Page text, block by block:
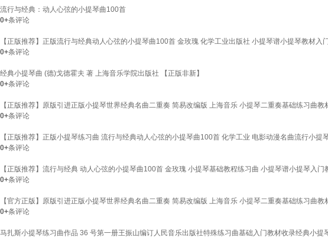
流行与经典：动人心弦的小提琴曲100首
0+条评论
【正版推荐】正版流行与经典动人心弦的小提琴曲100首 金玫瑰 化学工业出版社 小提琴谱小提琴教材入
0+条评论
经典小提琴曲 (德)戈德霍夫 著 上海音乐学院出版社 【正版非新】
0+条评论
【正版推荐】原版引进正版小提琴世界经典名曲二重奏 简易改编版 上海音乐 小提琴二重奏基础练习曲教
0+条评论
【正版推荐】正版小提琴练习曲 流行与经典动人心弦的小提琴曲100首 化学工业 电影动漫名曲流行小提
0+条评论
【正版推荐】流行与经典 动人心弦的小提琴曲100首 金玫瑰 小提琴基础教程练习曲 小提琴谱小提琴入
0+条评论
【官方正版】原版引进正版小提琴世界经典名曲二重奏 简易改编版 上海音乐 小提琴二重奏基础练习曲
0+条评论
马扎斯小提琴练习曲作品 36 号第一册王振山编订人民音乐出版社特殊练习曲基础入门教材收录经典小